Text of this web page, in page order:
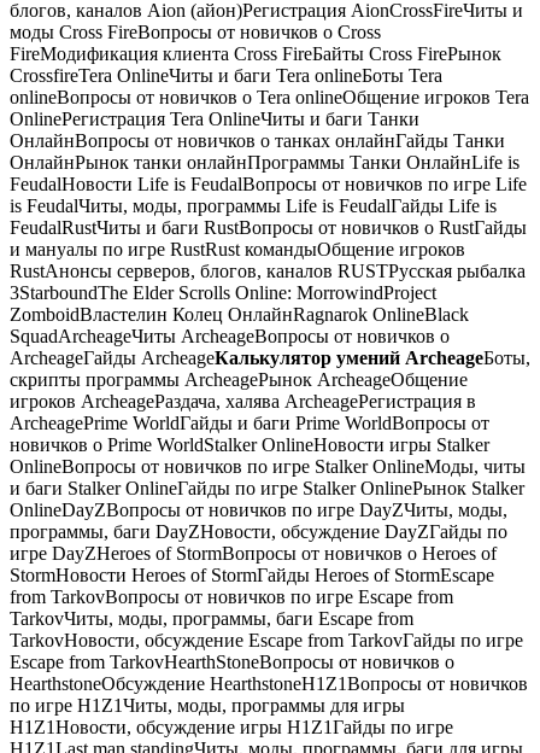
блогов, каналов Aion (айон)Регистрация AionCrossFireЧиты и
моды Cross FireВопросы от новичков о Cross
FireМодификация клиента Cross FireБайты Cross FireРынок
CrossfireTera OnlineЧиты и баги Tera onlineБоты Tera
onlineВопросы от новичков о Tera onlineОбщение игроков Tera
OnlineРегистрация Tera OnlineЧиты и баги Танки
ОнлайнВопросы от новичков о танках онлайнГайды Танки
ОнлайнРынок танки онлайнПрограммы Танки ОнлайнLife is
FeudalНовости Life is FeudalВопросы от новичков по игре Life
is FeudalЧиты, моды, программы Life is FeudalГайды Life is
FeudalRustЧиты и баги RustВопросы от новичков о RustГайды
и мануалы по игре RustRust командыОбщение игроков
RustАнонсы серверов, блогов, каналов RUSTРусская рыбалка
3StarboundThe Elder Scrolls Online: MorrowindProject
ZomboidВластелин Колец ОнлайнRagnarok OnlineBlack
SquadArcheageЧиты ArcheageВопросы от новичков о
ArcheageГайды ArcheageКалькулятор умений ArcheageБоты,
скрипты программы ArcheageРынок ArcheageОбщение
игроков ArcheageРаздача, халява ArcheageРегистрация в
ArcheagePrime WorldГайды и баги Prime WorldВопросы от
новичков о Prime WorldStalker OnlineНовости игры Stalker
OnlineВопросы от новичков по игре Stalker OnlineМоды, читы
и баги Stalker OnlineГайды по игре Stalker OnlineРынок Stalker
OnlineDayZВопросы от новичков по игре DayZЧиты, моды,
программы, баги DayZНовости, обсуждение DayZГайды по
игре DayZHeroes of StormВопросы от новичков о Heroes of
StormНовости Heroes of StormГайды Heroes of StormEscape
from TarkovВопросы от новичков по игре Escape from
TarkovЧиты, моды, программы, баги Escape from
TarkovНовости, обсуждение Escape from TarkovГайды по игре
Escape from TarkovHearthStoneВопросы от новичков о
HearthstoneОбсуждение HearthstoneH1Z1Вопросы от новичков
по игре H1Z1Читы, моды, программы для игры
H1Z1Новости, обсуждение игры H1Z1Гайды по игре